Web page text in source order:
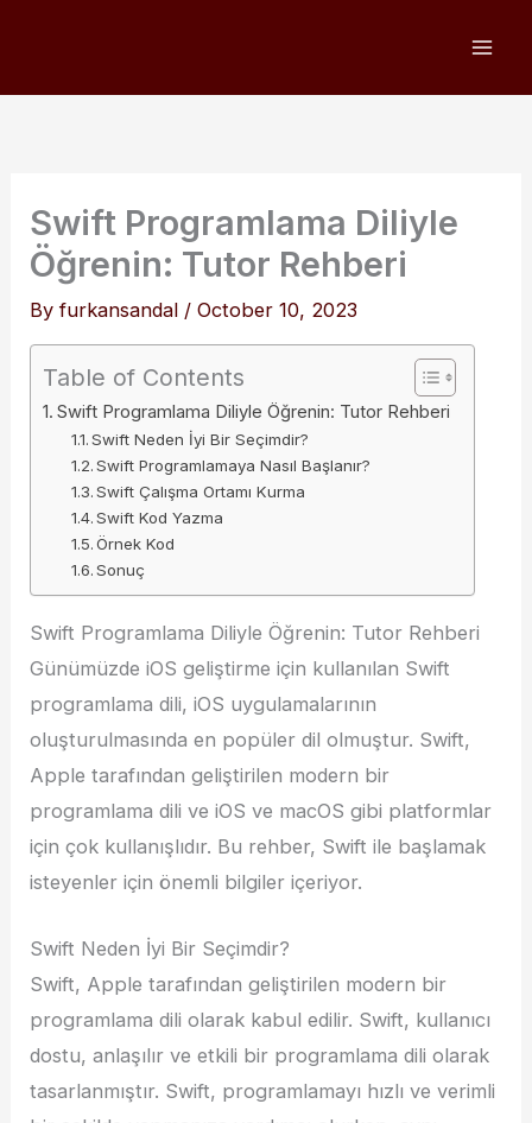
Swift Programlama Diliyle
Öğrenin: Tutor Rehberi
Byfurkansandal /October 10, 2023
Table of Contents
Swift Programlama Diliyle Öğrenin: Tutor Rehberi
Swift Neden İyi Bir Seçimdir?
Swift Programlamaya Nasıl Başlanır?
Swift Çalışma Ortamı Kurma
Swift Kod Yazma
Örnek Kod
Sonuç
Swift Programlama Diliyle Öğrenin: Tutor Rehberi
Günümüzde iOS geliştirme için kullanılan Swift
programlama dili, iOS uygulamalarının
oluşturulmasında en popüler dil olmuştur. Swift,
Apple tarafından geliştirilen modern bir
programlama dili ve iOS ve macOS gibi platformlar
için çok kullanışlıdır. Bu rehber, Swift ile başlamak
isteyenler için önemli bilgiler içeriyor.
Swift Neden İyi Bir Seçimdir?
Swift, Apple tarafından geliştirilen modern bir
programlama dili olarak kabul edilir. Swift, kullanıcı
dostu, anlaşılır ve etkili bir programlama dili olarak
tasarlanmıştır. Swift, programlamayı hızlı ve verimli